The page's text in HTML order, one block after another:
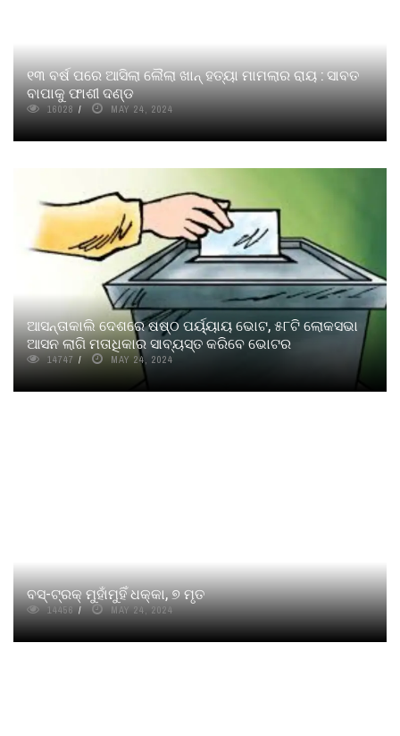
୧୩ ବର୍ଷ ପରେ ଆସିଲା ଲୈଲା ଖାନ୍ ହତ୍ୟା ମାମଲାର ରାୟ : ସାବତ
ବାପାକୁ ଫାଶୀ ଦଣ୍ଡ
16028 MAY 24, 2024
ଆସନ୍ତାକାଲି ଦେଶରେ ଷଷ୍ଠ ପର୍ୟ୍ୟାୟ ଭୋଟ, ୫୮ଟି ଲୋକସଭା
ଆସନ ଲାଗି ମତାଧିକାର ସାବ୍ୟସ୍ତ କରିବେ ଭୋଟର
14747 MAY 24, 2024
ବସ୍‌-ଟ୍ରକ୍‌ ମୁହାଁମୁହିଁ ଧକ୍କା, ୭ ମୃତ
14456 MAY 24, 2024